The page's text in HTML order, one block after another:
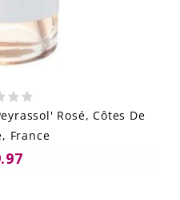
Rosé, Côtes De
France